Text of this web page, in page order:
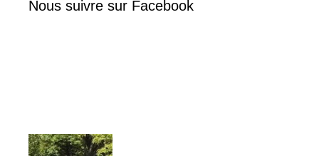
Nous suivre sur Facebook